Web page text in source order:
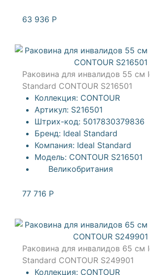
63 936 Р
Раковина для инвалидов 55 см
Standard CONTOUR S216501
Коллекция: CONTOUR
Артикул: S216501
Штрих-код: 5017830379836
Бренд: Ideal Standard
Компания: Ideal Standard
Модель: CONTOUR S216501
Великобритания
77 716 Р
Раковина для инвалидов 65 см
Standard CONTOUR S249901
Коллекция: CONTOUR